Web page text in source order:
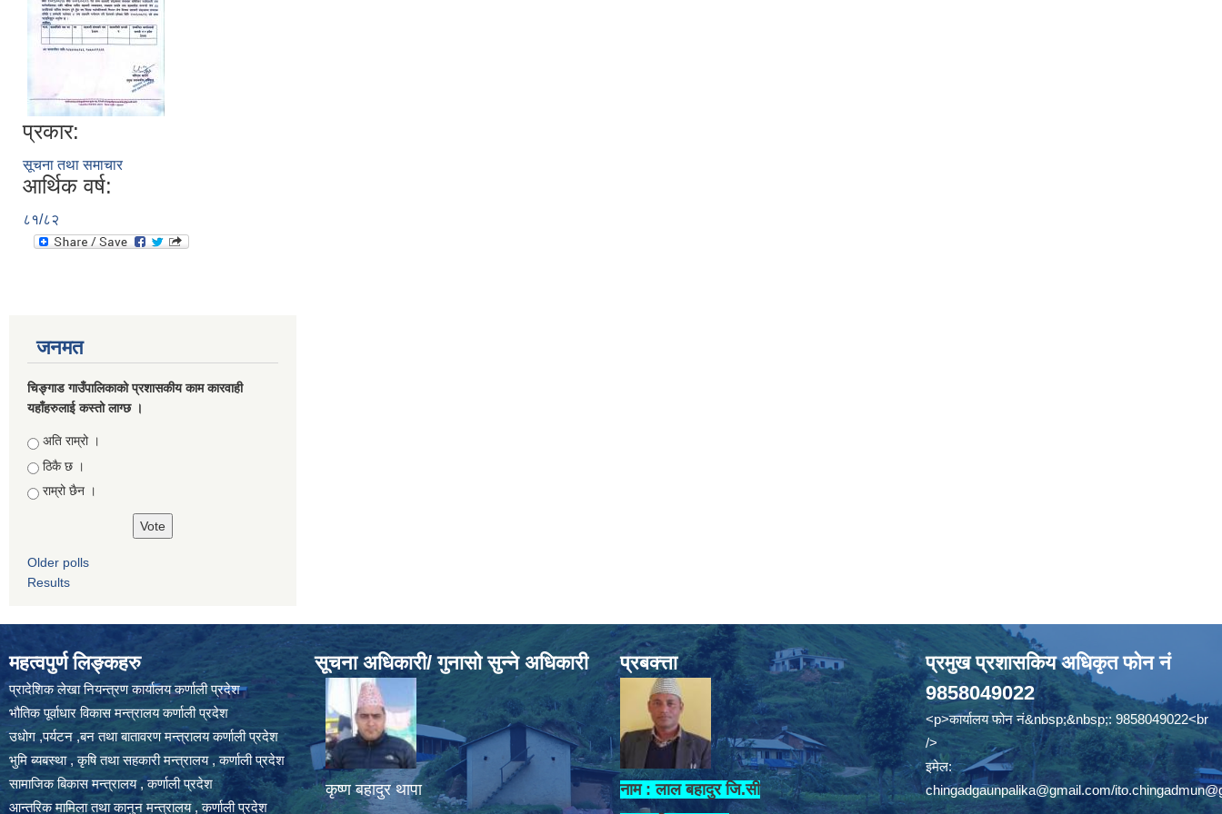
प्रकार:
सूचना तथा समाचार
आर्थिक वर्ष:
८१/८२
जनमत
चिङ्गाड गाउँपालिकाको प्रशासकीय काम कारवाही
यहाँहरुलाई कस्तो लाग्छ ।
Choices
अति राम्रो ।
ठिकै छ ।
राम्रो छैन ।
Older polls
Results
महत्वपुर्ण लिङ्कहरु
प्रादेशिक लेखा नियन्त्रण कार्यालय कर्णाली प्रदेश
भौतिक पूर्वाधार विकास मन्त्रालय कर्णाली प्रदेश
उधोग ,पर्यटन ,बन तथा बातावरण मन्त्रालय कर्णाली प्रदेश
भुमि ब्यबस्था , कृषि तथा सहकारी मन्त्रालय , कर्णाली प्रदेश
सामाजिक बिकास मन्त्रालय , कर्णाली प्रदेश
आन्तरिक मामिला तथा कानुन मन्त्रालय , कर्णाली प्रदेश
सूचना अधिकारी/ गुनासो सुन्ने अधिकारी
कृष्ण बहादुर थापा
प्रबक्त्ता
नाम : लाल बहादुर जि.सी
प्रमुख प्रशासकिय अधिकृत फोन नं
9858049022
<p>कार्यालय फोन नं&nbsp;&nbsp;: 9858049022<br
/>
इमेल:
chingadgaunpalika@gmail.com/